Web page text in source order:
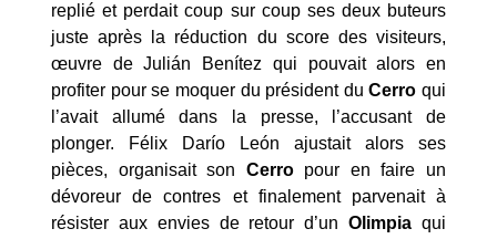
replié et perdait coup sur coup ses deux buteurs
juste après la réduction du score des visiteurs,
œuvre de Julián Benítez qui pouvait alors en
profiter pour se moquer du président duCerro qui
l’avait allumé dans la presse, l’accusant de
plonger. Félix Darío León ajustait alors ses
pièces, organisait son Cerropour en faire un
dévoreur de contres et finalement parvenait à
résister aux envies de retour d’unOlimpia qui